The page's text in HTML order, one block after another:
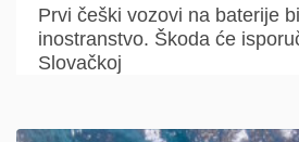
Prvi češki vozovi na baterije
inostranstvo. Škoda će
Slovačkoj